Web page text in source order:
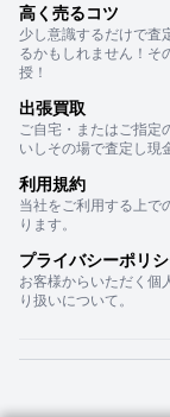
高く売るコツ
少し意識するだけで査
るかもしれません！そ
授！
出張買取
ご自宅・またはご指定
いしその場で査定し現
利用規約
当社をご利用する上で
ります。
プライバシーポリ
お客様からいただく個
り扱いについて。